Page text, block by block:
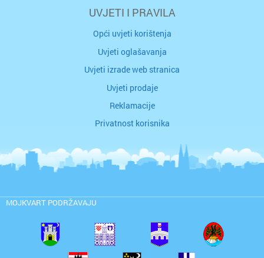
UVJETI I PRAVILA
Opći uvjeti korištenja
Uvjeti oglašavanja
Uvjeti izrade web stranica
Uvjeti prodaje
Reklamacije
Privatnost korisnika
MOJKVART PODRŽAVAJU